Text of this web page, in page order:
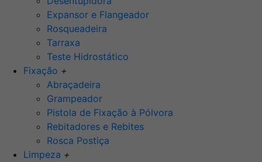
Expansor e Flangeador
Rosqueadeira
Tarraxa
Teste Hidrostático
Fixação +
Abraçadeira
Grampeador
Pistola de Fixação à Pólvora
Rebitadores e Rebites
Rosca Postiça
Limpeza +